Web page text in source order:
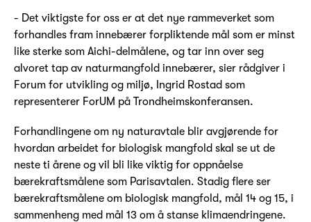
- Det viktigste for oss er at det nye rammeverket som
forhandles fram innebærer forpliktende mål som er minst
like sterke som Aichi-delmålene, og tar inn over seg
alvoret tap av naturmangfold innebærer, sier rådgiver i
Forum for utvikling og miljø, Ingrid Rostad som
representerer ForUM på Trondheimskonferansen.
Forhandlingene om ny naturavtale blir avgjørende for
hvordan arbeidet for biologisk mangfold skal se ut de
neste ti årene og vil bli like viktig for oppnåelse
bærekraftsmålene som Parisavtalen. Stadig flere ser
bærekraftsmålene om biologisk mangfold, mål 14 og 15, i
sammenheng med mål 13 om å stanse klimaendringene.